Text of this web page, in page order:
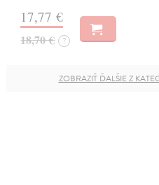
17,77 €
18,70 € ?
ZOBRAZIŤ ĎALŠIE Z